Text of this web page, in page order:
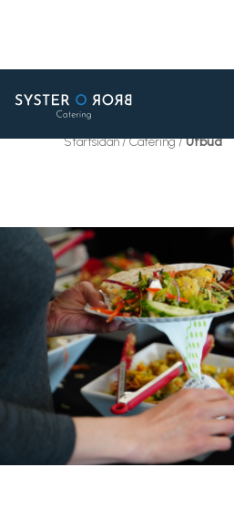
CATERING
Startsidan / Catering /Utbud